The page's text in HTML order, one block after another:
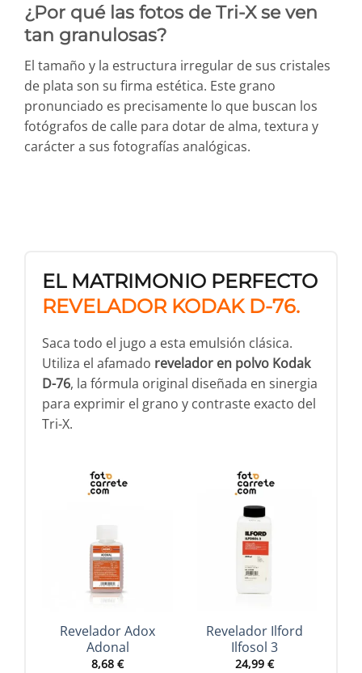
¿Por qué las fotos de Tri-X se ven
tan granulosas?
El tamaño y la estructura irregular de sus cristales
de plata son su firma estética. Este grano
pronunciado es precisamente lo que buscan los
fotógrafos de calle para dotar de alma, textura y
carácter a sus fotografías analógicas.
EL MATRIMONIO PERFECTO
REVELADOR KODAK D-76.
Saca todo el jugo a esta emulsión clásica.
Utiliza el afamado revelador en polvo Kodak
D-76, la fórmula original diseñada en sinergia
para exprimir el grano y contraste exacto del
Tri-X.
Revelador Adox
Adonal
8,68 €
Revelador Ilford
Ilfosol 3
24,99 €